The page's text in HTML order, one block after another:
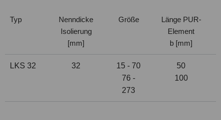
Typ
Nenndicke
Isolierung
[mm]
Größe
Länge PUR-
Element
b [mm]
LKS 32 32
15 - 70
76 -
273
50
100